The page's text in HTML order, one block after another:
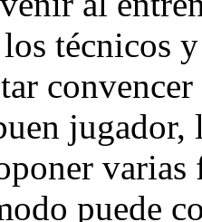
técnicos
puede